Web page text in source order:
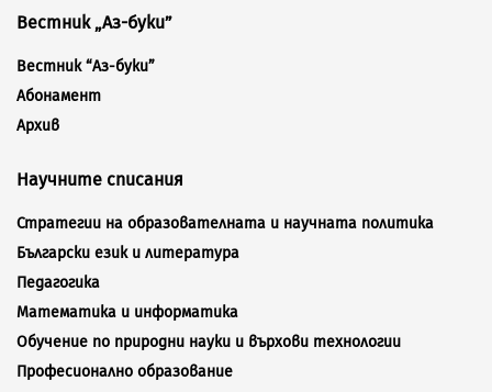
Вестник „Аз-буки”
Вестник “Аз-буки”
Абонамент
Архив
Научните списания
Стратегии на образователната и научната политика
Български език и литература
Педагогика
Математика и информатика
Обучение по природни науки и върхови технологии
Професионално образование